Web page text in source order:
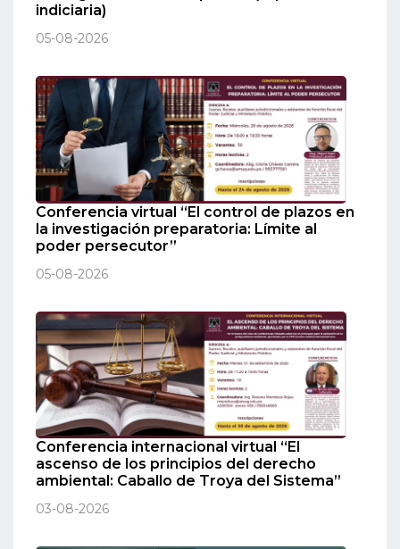
indiciaria)
05-08-2026
Conferencia virtual “El control de plazos en
la investigación preparatoria: Límite al
poder persecutor”
05-08-2026
Conferencia internacional virtual “El
ascenso de los principios del derecho
ambiental: Caballo de Troya del Sistema”
03-08-2026